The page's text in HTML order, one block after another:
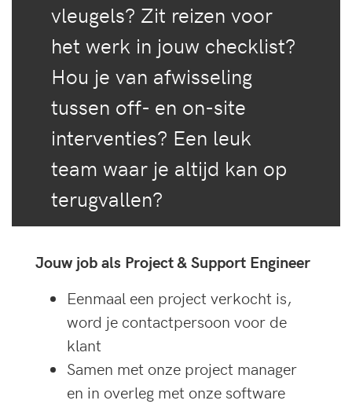
vleugels? Zit reizen voor
het werk in jouw checklist?
Hou je van afwisseling
tussen off- en on-site
interventies? Een leuk
team waar je altijd kan op
terugvallen?
Jouw job als Project & Support Engineer
Eenmaal een project verkocht is,
word je contactpersoon voor de
klant
Samen met onze project manager
en in overleg met onze software